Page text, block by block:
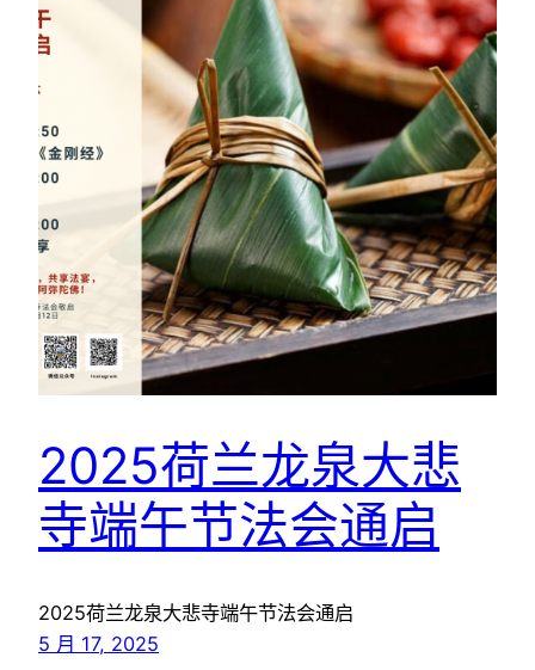
2025荷兰龙泉大悲
寺端午节法会通启
2025荷兰龙泉大悲寺端午节法会通启
5 月 17, 2025